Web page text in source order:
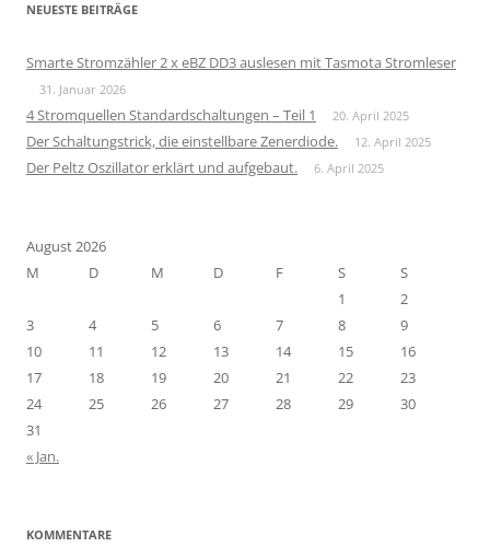
NEUESTE BEITRÄGE
Smarte Stromzähler 2 x eBZ DD3 auslesen mit Tasmota Stromleser
31. Januar 2026
4 Stromquellen Standardschaltungen – Teil 1 20. April 2025
Der Schaltungstrick, die einstellbare Zenerdiode. 12. April 2025
Der Peltz Oszillator erklärt und aufgebaut. 6. April 2025
August 2026
M
D M D F S
S
1
2
3
4 5 6 7 8
9
10
11 12 13 14 15
16
17
18 19 20 21 22
23
24
25 26 27 28 29
30
31
« Jan.
KOMMENTARE